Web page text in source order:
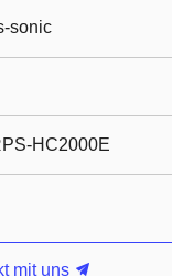
sonic
HC2000E
mit uns